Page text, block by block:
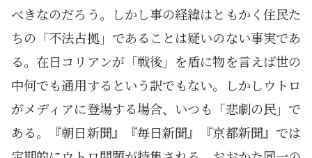
べきなのだろう。しかし事の経緯はともかく住民た
ちの「不法占拠」であることは疑いのない事実であ
る。在日コリアンが「戦後」を盾に物を言えば世の
中何でも通用するという訳でもない。しかしウトロ
がメディアに登場する場合、いつも「悲劇の民」で
ある。『朝日新聞』『毎日新聞』『京都新聞』では